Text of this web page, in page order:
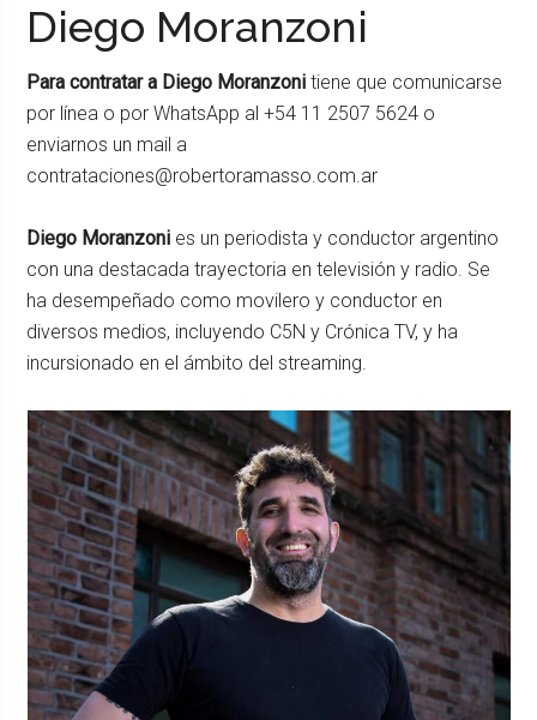
Diego Moranzoni
Para contratar a Diego Moranzoni tiene que comunicarse
por línea o por WhatsApp al +54 11 2507 5624 o
enviarnos un mail a
contrataciones@robertoramasso.com.ar
Diego Moranzoni es un periodista y conductor argentino
con una destacada trayectoria en televisión y radio. Se
ha desempeñado como movilero y conductor en
diversos medios, incluyendo C5N y Crónica TV, y ha
incursionado en el ámbito del streaming.